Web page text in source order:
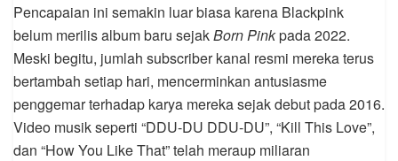
Pencapaian ini semakin luar biasa karena Blackpink
belum merilis album baru sejakBorn Pinkpada 2022.
Meski begitu, jumlah subscriber kanal resmi mereka terus
bertambah setiap hari, mencerminkan antusiasme
penggemar terhadap karya mereka sejak debut pada 2016.
Video musik seperti “DDU-DU DDU-DU”, “Kill This Love”,
dan “How You Like That” telah meraup miliaran